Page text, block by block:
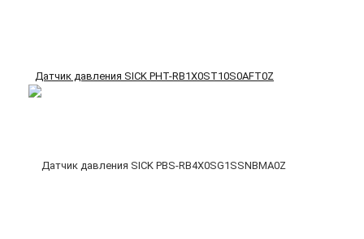
Датчик давления SICK PHT-RB1X0ST10S0AFT0Z